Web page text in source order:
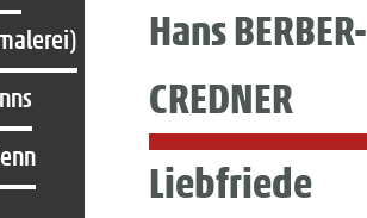
Hans BERBER-
CREDNER
Liebfriede